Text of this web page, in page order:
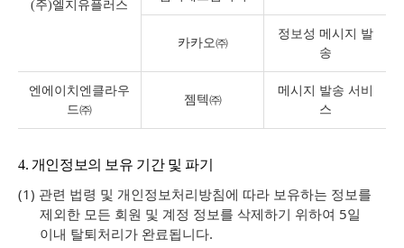
(주)엘지유플러스
카카오㈜
정보성 메시지 발
송
엔에이치엔클라우
드㈜
젬텍㈜
메시지 발송 서비
스
4. 개인정보의 보유 기간 및 파기
(1) 관련 법령 및 개인정보처리방침에 따라 보유하는 정보를
제외한 모든 회원 및 계정 정보를 삭제하기 위하여 5일
이내 탈퇴처리가 완료됩니다.